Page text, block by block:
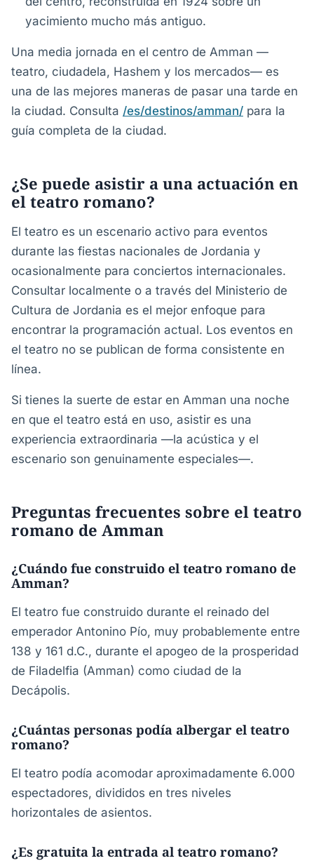
yacimiento mucho más antiguo.
Una media jornada en el centro de Amman —
teatro, ciudadela, Hashem y los mercados— es
una de las mejores maneras de pasar una tarde en
la ciudad. Consulta /es/destinos/amman/ para la
guía completa de la ciudad.
¿Se puede asistir a una actuación en
el teatro romano?
El teatro es un escenario activo para eventos
durante las fiestas nacionales de Jordania y
ocasionalmente para conciertos internacionales.
Consultar localmente o a través del Ministerio de
Cultura de Jordania es el mejor enfoque para
encontrar la programación actual. Los eventos en
el teatro no se publican de forma consistente en
línea.
Si tienes la suerte de estar en Amman una noche
en que el teatro está en uso, asistir es una
experiencia extraordinaria —la acústica y el
escenario son genuinamente especiales—.
Preguntas frecuentes sobre el teatro
romano de Amman
¿Cuándo fue construido el teatro romano de
Amman?
El teatro fue construido durante el reinado del
emperador Antonino Pío, muy probablemente entre
138 y 161 d.C., durante el apogeo de la prosperidad
de Filadelfia (Amman) como ciudad de la
Decápolis.
¿Cuántas personas podía albergar el teatro
romano?
El teatro podía acomodar aproximadamente 6.000
espectadores, divididos en tres niveles
horizontales de asientos.
¿Es gratuita la entrada al teatro romano?